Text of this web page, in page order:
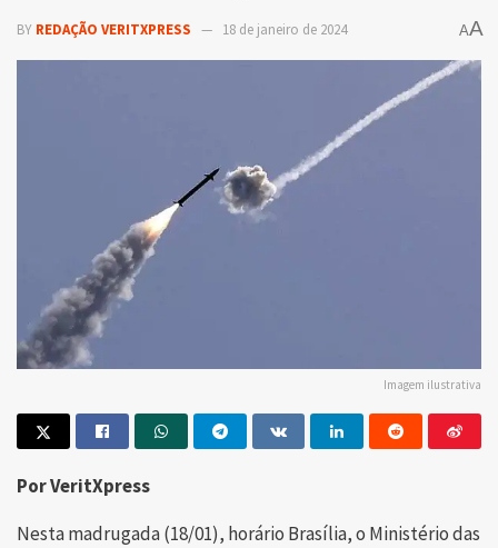
BY REDAÇÃO VERITXPRESS 18 de janeiro de 2024 AA
Imagem ilustrativa
Por VeritXpress
Nesta madrugada (18/01), horário Brasília, o Ministério das